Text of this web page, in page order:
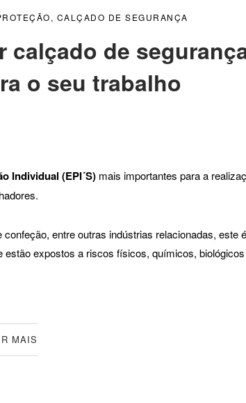
, CALÇADO DE SEGURANÇA
calçado de
o seu trabalho
Individual (EPI´S) mais importantes para a
entre outras indústrias relacionadas, este
expostos a riscos físicos, químicos,
MAIS